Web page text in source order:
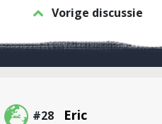
Vorige discussie
#28 Eric